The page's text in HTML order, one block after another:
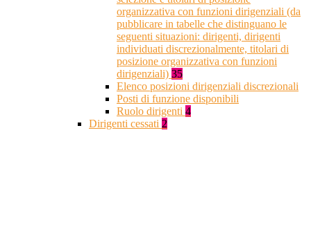
organizzativa con funzioni dirigenziali (da
pubblicare in tabelle che distinguano le
seguenti situazioni: dirigenti, dirigenti
individuati discrezionalmente, titolari di
posizione organizzativa con funzioni
dirigenziali) 35
Elenco posizioni dirigenziali discrezionali
Posti di funzione disponibili
Ruolo dirigenti 4
Dirigenti cessati 2